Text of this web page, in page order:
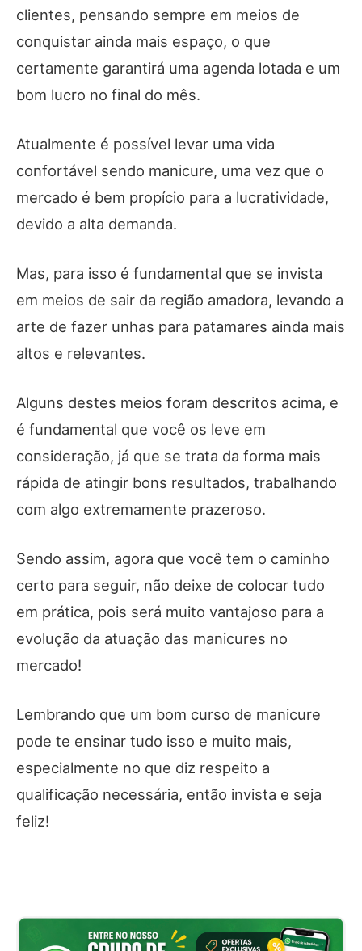
clientes, pensando sempre em meios de
conquistar ainda mais espaço, o que
certamente garantirá uma agenda lotada e um
bom lucro no final do mês.
Atualmente é possível levar uma vida
confortável sendo manicure, uma vez que o
mercado é bem propício para a lucratividade,
devido a alta demanda.
Mas, para isso é fundamental que se invista
em meios de sair da região amadora, levando a
arte de fazer unhas para patamares ainda mais
altos e relevantes.
Alguns destes meios foram descritos acima, e
é fundamental que você os leve em
consideração, já que se trata da forma mais
rápida de atingir bons resultados, trabalhando
com algo extremamente prazeroso.
Sendo assim, agora que você tem o caminho
certo para seguir, não deixe de colocar tudo
em prática, pois será muito vantajoso para a
evolução da atuação das manicures no
mercado!
Lembrando que um bom curso de manicure
pode te ensinar tudo isso e muito mais,
especialmente no que diz respeito a
qualificação necessária, então invista e seja
feliz!